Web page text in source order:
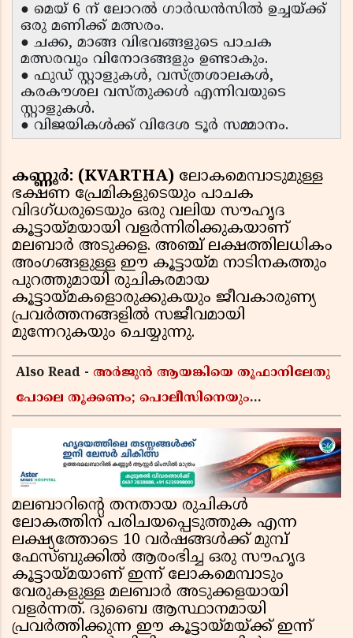
● മെയ് 6 ന് ലോറൽ ഗാർഡൻസിൽ ഉച്ചയ്ക്ക്
ഒരു മണിക്ക് മത്സരം.
● ചക്ക, മാങ്ങ വിഭവങ്ങളുടെ പാചക
മത്സരവും വിനോദങ്ങളും ഉണ്ടാകും.
● ഫുഡ് സ്റ്റാളുകൾ, വസ്ത്രശാലകൾ,
കരകൗശല വസ്തുക്കൾ എന്നിവയുടെ
സ്റ്റാളുകൾ.
● വിജയികൾക്ക് വിദേശ ടൂർ സമ്മാനം.
കണ്ണൂർ: (KVARTHA) ലോകമെമ്പാടുമുള്ള
ഭക്ഷണ പ്രേമികളുടെയും പാചക
വിദഗ്ധരുടെയും ഒരു വലിയ സൗഹൃദ
കൂട്ടായ്മയായി വളർന്നിരിക്കുകയാണ്
മലബാർ അടുക്കള. അഞ്ച് ലക്ഷത്തിലധികം
അംഗങ്ങളുള്ള ഈ കൂട്ടായ്മ നാടിനകത്തും
പുറത്തുമായി രുചികരമായ
കൂട്ടായ്മകളൊരുക്കുകയും ജീവകാരുണ്യ
പ്രവർത്തനങ്ങളിൽ സജീവമായി
മുന്നേറുകയും ചെയ്യുന്നു.
Also Read - അർജുൻ ആയങ്കിയെ തൂഫാനിലേതു
പോലെ തൂക്കണം; പൊലീസിനെയും
ജയരാജൻ
മലബാറിൻ്റെ തനതായ രുചികൾ
ലോകത്തിന് പരിചയപ്പെടുത്തുക എന്ന
ലക്ഷ്യത്തോടെ 10 വർഷങ്ങൾക്ക് മുമ്പ്
ഫേസ്ബുക്കിൽ ആരംഭിച്ച ഒരു സൗഹൃദ
കൂട്ടായ്മയാണ് ഇന്ന് ലോകമെമ്പാടും
വേരുകളുള്ള മലബാർ അടുക്കളയായി
വളർന്നത്. ദുബൈ ആസ്ഥാനമായി
പ്രവർത്തിക്കുന്ന ഈ കൂട്ടായ്മയ്ക്ക് ഇന്ന്